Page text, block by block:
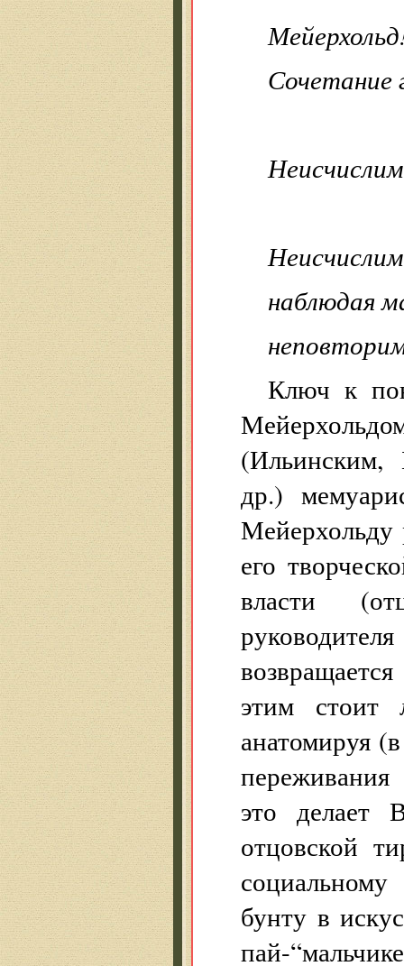
Сочетание
наблюдая
Ключ к
(Ильинским,
др.)
Мейерхольду
его
власти
этим стоит
анатомируя
это делает
отцовской
бунту в
пай-